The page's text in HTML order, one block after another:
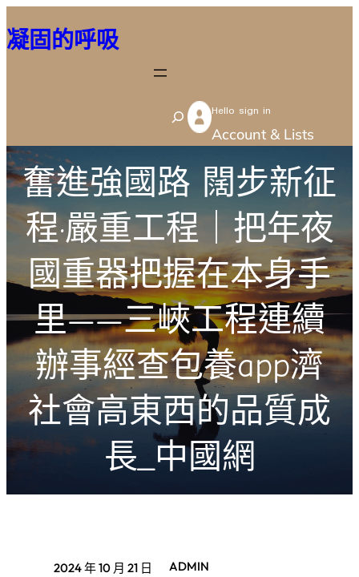
至
容
凝固的呼吸
S
e
a
r
c
h
Hello sign in
Account & Lists
奮進強國路 闊步新征
程·嚴重工程｜把年夜
國重器把握在本身手
里——三峽工程連續
辦事經查包養app濟
社會高東西的品質成
長_中國網
2024 年 10 月 21 日 ADMIN